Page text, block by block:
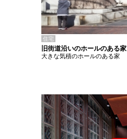
住宅
旧街道沿いのホールのある家
大きな気積のホールのある家